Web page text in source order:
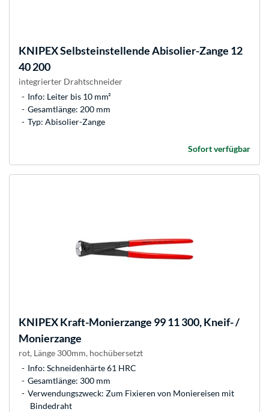
KNIPEXSelbsteinstellende Abisolier-Zange 12
40 200
integrierter Drahtschneider
Info: Leiter bis 10 mm²
Gesamtlänge: 200 mm
Typ: Abisolier-Zange
Sofort verfügbar
KNIPEXKraft-Monierzange 99 11 300, Kneif- /
Monierzange
rot, Länge 300mm, hochübersetzt
Info: Schneidenhärte 61 HRC
Gesamtlänge: 300 mm
Verwendungszweck: Zum Fixieren von Moniereisen mit
Bindedraht